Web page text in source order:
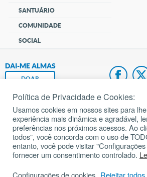
SANTUÁRIO
COMUNIDADE
SOCIAL
DAI-ME ALMAS
DOAR
Fundação João Paulo II
Pedido de Oração
Mapa do site
Política de Privacidade e Cookies:
Usamos cookies em nossos sites para
experiência mais dinâmica e agradável,
preferências nos próximos acessos. Ao
todos”, você concorda com o uso de
entanto, você pode visitar
fornecer um consentimento controlado.
Configurações de cookies Rejeitar todos